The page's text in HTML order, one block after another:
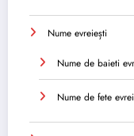
Nume evreiești
Nume de baieti
Nume de fete